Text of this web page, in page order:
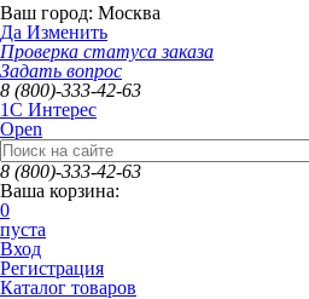
Ваш город: Москва
Да Изменить
Проверка статуса заказа
Задать вопрос
8 (800)-333-42-63
1C Интерес
Open
8 (800)-333-42-63
Ваша корзина:
0
пуста
Вход
Регистрация
Каталог товаров